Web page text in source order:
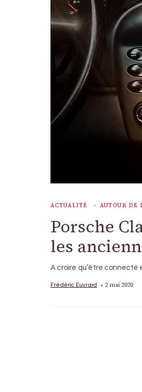
ACTUALITÉ AUTOUR DE
Porsche
les
A croire qu’être connecté
Frédéric Euvrard 2 mai 2020